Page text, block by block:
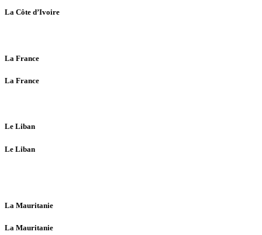
La Côte d’Ivoire
La France
La France
Le Liban
Le Liban
La Mauritanie
La Mauritanie